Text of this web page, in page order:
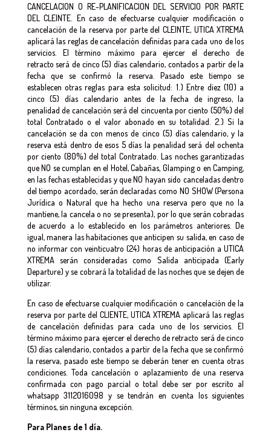
CANCELACION O RE-PLANIFICACION DEL SERVICIO POR PARTE
DEL CLEINTE. En caso de efectuarse cualquier modificación o
cancelación de la reserva por parte del CLEINTE, UTICA XTREMA
aplicará las reglas de cancelación definidas para cada uno de los
servicios. El término máximo para ejercer el derecho de
retracto será de cinco (5) días calendario, contados a partir de la
fecha que se confirmó la reserva. Pasado este tiempo se
establecen otras reglas para esta solicitud: 1.) Entre diez (10) a
cinco (5) días calendario antes de la fecha de ingreso, la
penalidad de cancelación será del cincuenta por ciento (50%) del
total Contratado o el valor abonado en su totalidad. 2.) Si la
cancelación se da con menos de cinco (5) días calendario, y la
reserva está dentro de esos 5 días la penalidad será del ochenta
por ciento (80%) del total Contratado. Las noches garantizadas
que NO se cumplan en el Hotel, Cabañas, Glamping o en Camping,
en las fechas establecidas y que NO hayan sido canceladas dentro
del tiempo acordado, serán declaradas como NO SHOW (Persona
Jurídica o Natural que ha hecho una reserva pero que no la
mantiene, la cancela o no se presenta), por lo que serán cobradas
de acuerdo a lo establecido en los parámetros anteriores. De
igual, manera las habitaciones que anticipen su salida, en caso de
no informar con veinticuatro (24) horas de anticipación a UTICA
XTREMA serán consideradas como Salida anticipada (Early
Departure) y se cobrará la totalidad de las noches que se dejen de
utilizar.
En caso de efectuarse cualquier modificación o cancelación de la
reserva por parte del CLIENTE, UTICA XTREMA aplicará las reglas
de cancelación definidas para cada uno de los servicios. El
término máximo para ejercer el derecho de retracto será de cinco
(5) días calendario, contados a partir de la fecha que se confirmó
la reserva, pasado este tiempo se deberán tener en cuenta otras
condiciones. Toda cancelación o aplazamiento de una reserva
confirmada con pago parcial o total debe ser por escrito al
whatsapp 3112016098 y se tendrán en cuenta los siguientes
términos, sin ninguna excepción.
Para Planes de 1 día.